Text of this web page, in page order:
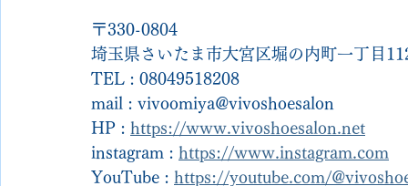
〒330-0804
埼玉県さいたま市大宮区堀の内町一丁目
TEL : 08049518208
mail : vivoomiya@vivoshoesalon
HP : https://www.vivoshoesalon.net
instagram : https://www.instagram.com
YouTube : https://youtube.com/